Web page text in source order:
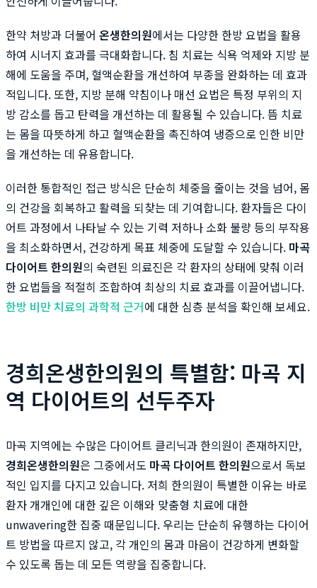
한약 처방과 더불어 온생한의원에서는 다양한 한방 요법을 활용
하여 시너지 효과를 극대화합니다. 침 치료는 식욕 억제와 지방 분
해에 도움을 주며, 혈액순환을 개선하여 부종을 완화하는 데 효과
적입니다. 또한, 지방 분해 약침이나 매선 요법은 특정 부위의 지
방 감소를 돕고 탄력을 개선하는 데 활용될 수 있습니다. 뜸 치료
는 몸을 따뜻하게 하고 혈액순환을 촉진하여 냉증으로 인한 비만
을 개선하는 데 유용합니다.
이러한 통합적인 접근 방식은 단순히 체중을 줄이는 것을 넘어, 몸
의 건강을 회복하고 활력을 되찾는 데 기여합니다. 환자들은 다이
어트 과정에서 나타날 수 있는 기력 저하나 소화 불량 등의 부작용
을 최소화하면서, 건강하게 목표 체중에 도달할 수 있습니다. 마곡
다이어트 한의원의 숙련된 의료진은 각 환자의 상태에 맞춰 이러
한 요법들을 적절히 조합하여 최상의 치료 효과를 이끌어냅니다.
한방 비만 치료의 과학적 근거에 대한 심층 분석을 확인해 보세요.
경희온생한의원의 특별함: 마곡 지
역 다이어트의 선두주자
마곡 지역에는 수많은 다이어트 클리닉과 한의원이 존재하지만,
경희온생한의원은 그중에서도 마곡 다이어트 한의원으로서 독보
적인 입지를 다지고 있습니다. 저희 한의원이 특별한 이유는 바로
환자 개개인에 대한 깊은 이해와 맞춤형 치료에 대한
unwavering한 집중 때문입니다. 우리는 단순히 유행하는 다이어
트 방법을 따르지 않고, 각 개인의 몸과 마음이 건강하게 변화할
수 있도록 돕는 데 모든 역량을 집중합니다.